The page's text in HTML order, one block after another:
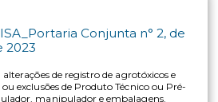
Normativa nº 24, de 10 de